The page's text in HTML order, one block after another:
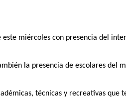
miércoles con presencia del
la presencia de escolares del
técnicas y recreativas que